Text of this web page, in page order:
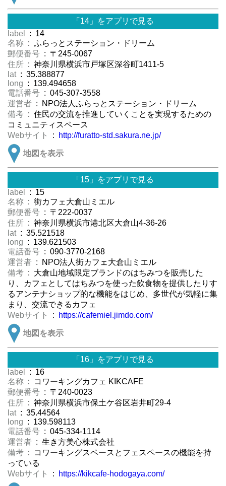
「14」をアプリで見る
label
: 14
名称 : ふらっとステーション・ドリーム
郵便番号 : 〒245-0067
住所 : 神奈川県横浜市戸塚区深谷町1411-5
lat : 35.388877
long : 139.494658
電話番号 : 045-307-3558
運営者 : NPO法人ふらっとステーション・ドリーム
備考 : 住民の交流を推進していくことを実現するための
コミュニティスペース
Webサイト
: http://furatto-std.sakura.ne.jp/
地図を表示
「15」をアプリで見る
label
: 15
名称 : 街カフェ大倉山ミエル
郵便番号 : 〒222-0037
住所 : 神奈川県横浜市港北区大倉山4-36-26
lat : 35.521518
long : 139.621503
電話番号 : 090-3770-2168
運営者 : NPO法人街カフェ大倉山ミエル
備考 : 大倉山地域限定ブランドのはちみつを販売した
り、カフェとしてはちみつを使った飲食物を提供したりす
るアンテナショップ的な機能をはじめ、多世代が気軽に集
まり、交流できるカフェ
Webサイト
: https://cafemiel.jimdo.com/
地図を表示
「16」をアプリで見る
label
: 16
名称 : コワーキングカフェ KIKCAFE
郵便番号 : 〒240-0023
住所 : 神奈川県横浜市保土ケ谷区岩井町29-4
lat : 35.44564
long : 139.598113
電話番号 : 045-334-1114
運営者 : 生き方美心株式会社
備考 : コワーキングスペースとフェスペースの機能を持
っている
Webサイト
: https://kikcafe-hodogaya.com/